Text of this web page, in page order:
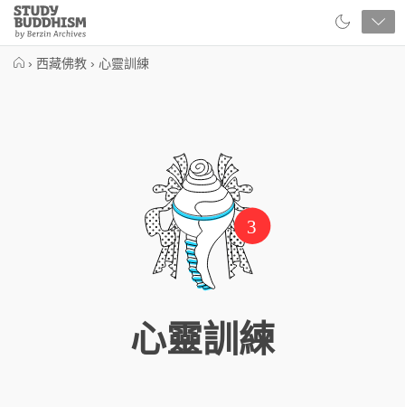
Close
Study
Buddhism
› 西藏佛教 › 心靈訓練
3
心靈訓練